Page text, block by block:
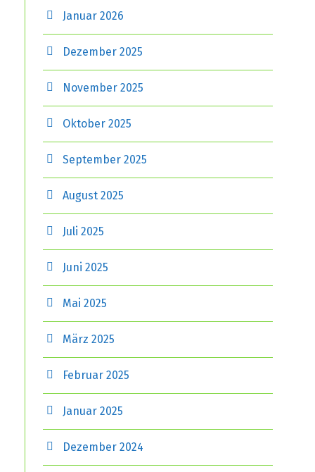
Januar 2026
Dezember 2025
November 2025
Oktober 2025
September 2025
August 2025
Juli 2025
Juni 2025
Mai 2025
März 2025
Februar 2025
Januar 2025
Dezember 2024